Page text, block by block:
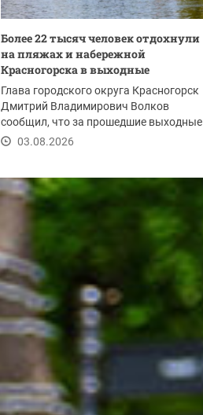
Более 22 тысяч человек отдохнули
на пляжах и набережной
Красногорска в выходные
Глава городского округа Красногорск
Дмитрий Владимирович Волков
сообщил, что за прошедшие выходные
набережную реки...
03.08.2026